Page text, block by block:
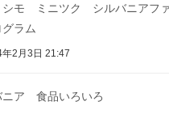
シモ ミニツク シルバニアフ
ラム
2月3日 21:47
ニア 食品いろいろ